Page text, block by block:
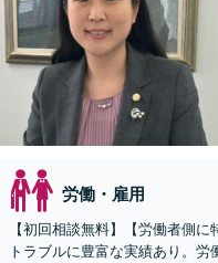
労働・雇用
【初回相談無料】【労働者側
トラブルに豊富な実績あり。